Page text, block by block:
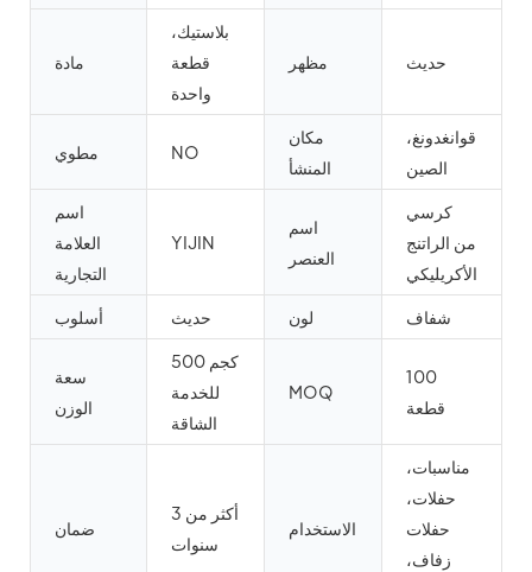
مادة
بلاستيك،
قطعة
واحدة
مظهر حديث
مطوي NO
مكان
المنشأ
قوانغدونغ،
الصين
اسم
العلامة
التجارية
YIJIN
اسم
العنصر
كرسي
من الراتنج
الأكريليكي
أسلوب حديث لون شفاف
سعة
الوزن
500 كجم
للخدمة
الشاقة
MOQ
100
قطعة
ضمان
أكثر من 3
سنوات
الاستخدام
مناسبات،
حفلات،
حفلات
زفاف،